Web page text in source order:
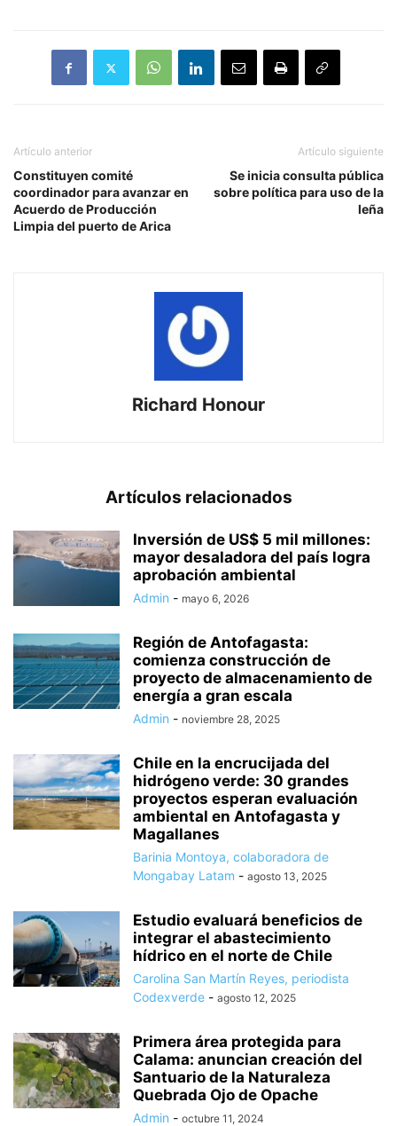
Artículo anterior
Constituyen comité
coordinador para avanzar en
Acuerdo de Producción
Limpia del puerto de Arica
Artículo siguiente
Se inicia consulta pública
sobre política para uso de la
leña
Richard Honour
Artículos relacionados
Inversión de US$ 5 mil millones:
mayor desaladora del país logra
aprobación ambiental
Admin - mayo 6, 2026
Región de Antofagasta:
comienza construcción de
proyecto de almacenamiento de
energía a gran escala
Admin - noviembre 28, 2025
Chile en la encrucijada del
hidrógeno verde: 30 grandes
proyectos esperan evaluación
ambiental en Antofagasta y
Magallanes
Barinia Montoya, colaboradora de
Mongabay Latam - agosto 13, 2025
Estudio evaluará beneficios de
integrar el abastecimiento
hídrico en el norte de Chile
Carolina San Martín Reyes, periodista
Codexverde - agosto 12, 2025
Primera área protegida para
Calama: anuncian creación del
Santuario de la Naturaleza
Quebrada Ojo de Opache
Admin - octubre 11, 2024